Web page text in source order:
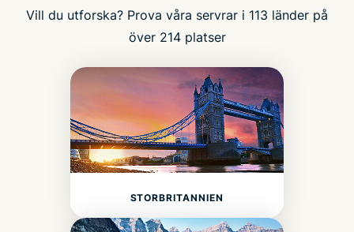
Vill du utforska? Prova våra servrar i 113 länder på
över 214 platser
STORBRITANNIEN